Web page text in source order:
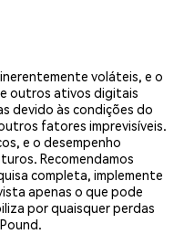
voláteis, e o
e outros ativos digitais
devido às condições do
fatores imprevisíveis.
e o desempenho
Recomendamos
completa, implemente
apenas o que pode
por quaisquer perdas